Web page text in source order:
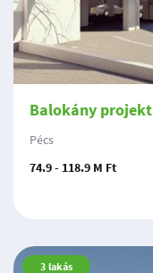
Balokány projekt
Pécs
74.9 - 118.9 M Ft
3 lakás